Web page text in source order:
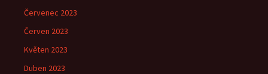
Červenec 2023
Červen 2023
Květen 2023
Duben 2023